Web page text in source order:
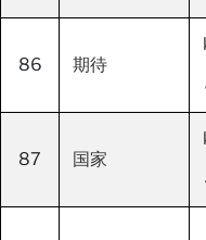
86 期待
87 国家